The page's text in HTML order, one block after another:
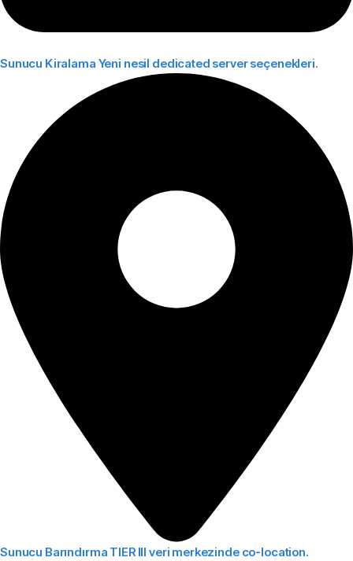
Sunucu Kiralama Yeni nesil dedicated server seçenekleri.
Sunucu Barındırma TIER III veri merkezinde co-location.